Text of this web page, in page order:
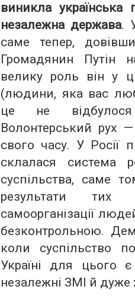
виникла українська
незалежна держава.
саме тепер,
Громадянин Путін
велику роль він у
(людини, яка вас
це не
Волонтерський
свого часу. У Росії
склалася система
суспільства, саме
результати тих
самоорганізації
безконтрольною.
коли суспільство
Україні для цього є
незалежні ЗМІ й дуже